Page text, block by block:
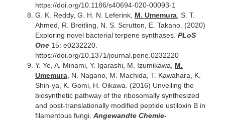
https://doi.org/10.1186/s40694-020-00093-1
G. K. Reddy, G. H. N. Leferink, M. Umemura, S. T.
Ahmed, R. Breitling, N. S. Scrutton, E. Takano. (2020)
Exploring novel bacterial terpene synthases. PLoS
One 15: e0232220.
https://doi.org/10.1371/journal.pone.0232220
Y. Ye, A. Minami, Y. Igarashi, M. Izumikawa, M.
Umemura, N. Nagano, M. Machida, T. Kawahara, K.
Shin-ya, K. Gomi, H. Oikawa. (2016) Unveiling the
biosynthetic pathway of the ribosomally synthesized
and post-translationally modified peptide ustiloxin B in
filamentous fungi. Angewandte Chemie-